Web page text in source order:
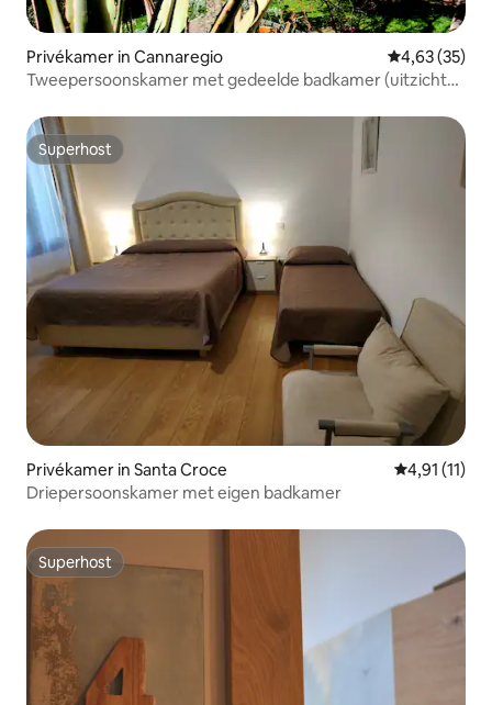
Privékamer in Cannaregio Gemiddelde
4,63 (35)
Tweepersoonskamer met gedeelde badkamer (uitzicht
Superhost
Superhost
Privékamer in Santa Croce Gemiddelde
4,91 (11)
Driepersoonskamer met eigen badkamer
Superhost
Superhost